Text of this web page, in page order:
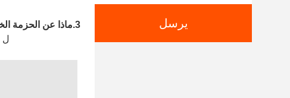
يرسل
3.ماذا عن الحزمة الخاصة بك والتسليم؟
ل